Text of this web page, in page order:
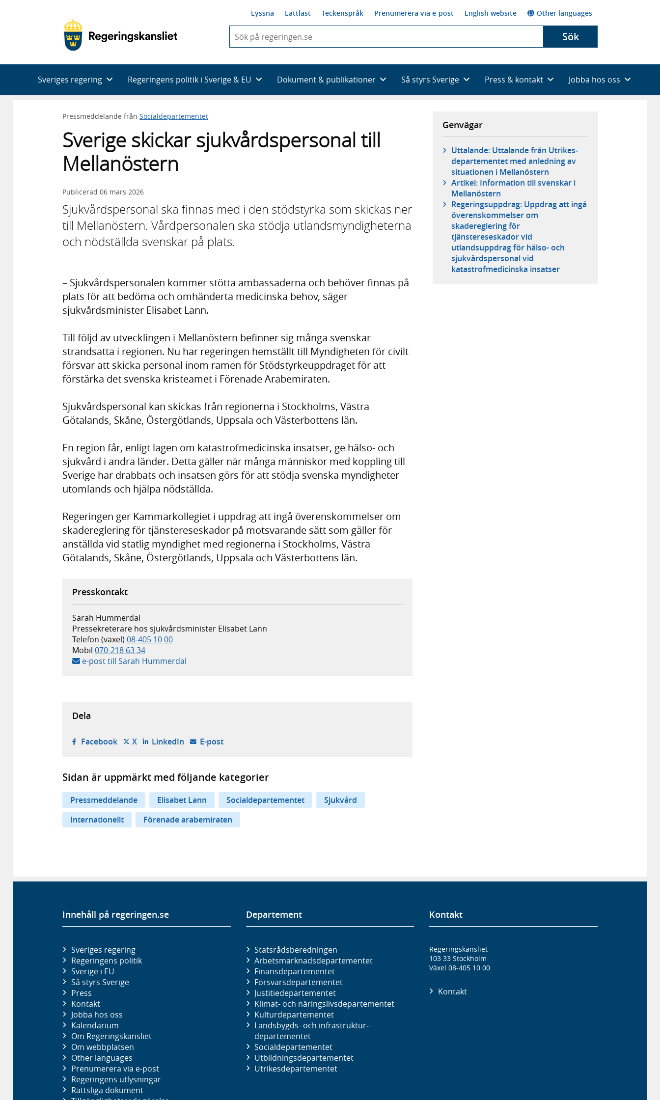
Lyssna Lättläst Teckenspråk Prenumerera via e-post English website Other languages
du
skriva
framträder
en
sökförslag
Sök
Sveriges regering Regeringens politik i Sverige & EU Dokument & publikationer Så styrs Sverige Press & kontakt Jobba hos oss
Pressmeddelande från Socialdepartementet
Sverige skickar sjukvårdspersonal till
Mellanöstern
Publicerad 06 mars 2026
Sjukvårdspersonal ska finnas med i den stödstyrka som skickas ner
till Mellanöstern. Vårdpersonalen ska stödja utlandsmyndigheterna
och nödställda svenskar på plats.
– Sjukvårdspersonalen kommer stötta ambassaderna och behöver finnas på
plats för att bedöma och omhänderta medicinska behov, säger
sjukvårdsminister Elisabet Lann.
Till följd av utvecklingen i Mellanöstern befinner sig många svenskar
strandsatta i regionen. Nu har regeringen hemställt till Myndigheten för civilt
försvar att skicka personal inom ramen för Stödstyrkeuppdraget för att
förstärka det svenska kristeamet i Förenade Arabemiraten.
Sjukvårdspersonal kan skickas från regionerna i Stockholms, Västra
Götalands, Skåne, Öster­götlands, Uppsala och Västerbottens län.
En region får, enligt lagen om katastrofmedicinska insatser, ge hälso- och
sjukvård i andra länder. Detta gäller när många människor med koppling till
Sverige har drabbats och insatsen görs för att stödja svenska myndigheter
utomlands och hjälpa nödställda.
Regeringen ger Kammarkollegiet i uppdrag att ingå överenskommelser om
skadereglering för tjänstereseskador på motsvarande sätt som gäller för
anställda vid statlig myndighet med regionerna i Stockholms, Västra
Götalands, Skåne, Öster­götlands, Uppsala och Västerbottens län.
Presskontakt
Sarah Hummerdal
Pressekreterare hos sjukvårdsminister Elisabet Lann
Telefon (växel) 08-405 10 00
Mobil 070-218 63 34
e-post till Sarah Hummerdal
Genvägar
Uttalande: Uttalande från Utrikes­
departementet med anledning av
situationen i Mellanöstern
Artikel: Information till svenskar i
Mellanöstern
Regeringsuppdrag: Uppdrag att ingå
överenskommelser om
skadereglering för
tjänstereseskador vid
utlandsuppdrag för hälso- och
sjukvårdspersonal vid
katastrofmedicinska insatser
Dela
Facebook- öppnas i ny flik, extern webbplats,
X- öppnas i ny flik, extern webbplats,
LinkedIn- öppnas i ny flik, extern webbplats,
E-post- öppnar din e-postklient,
Sidan är uppmärkt med följande kategorier
Pressmeddelande Elisabet Lann Socialdepartementet
Sjukvård
Internationellt
Förenade arabemiraten
Innehåll på regeringen.se
Sveriges regering
Regeringens politik
Sverige i EU
Så styrs Sverige
Press
Kontakt
Jobba hos oss
Kalendarium
Om Regeringskansliet
Om webbplatsen
Other languages
Prenumerera via e-post
Regeringens utlysningar
Rättsliga dokument
Departement
Statsrådsberedningen
Arbetsmarknads­departementet
Finans­departementet
Försvars­departementet
Justitie­departementet
Klimat- och näringslivs­departementet
Kultur­departementet
Landsbygds- och infrastruktur­
departementet
Social­departementet
Utbildnings­departementet
Utrikes­departementet
Kontakt
Regeringskansliet
103 33 Stockholm
Växel 08-405 10 00
Kontakt